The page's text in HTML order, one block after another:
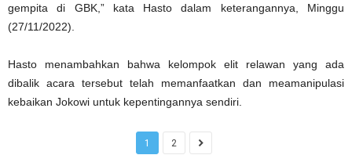
gempita di GBK,” kata Hasto dalam keterangannya, Minggu
(27/11/2022).
Hasto menambahkan bahwa kelompok elit relawan yang ada
dibalik acara tersebut telah memanfaatkan dan meamanipulasi
kebaikan Jokowi untuk kepentingannya sendiri.
1 2